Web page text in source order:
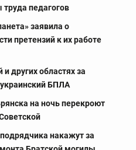
педагогов
заявила о
претензий к их работе
и других областях за
БПЛА
на ночь перекроют
накажут за